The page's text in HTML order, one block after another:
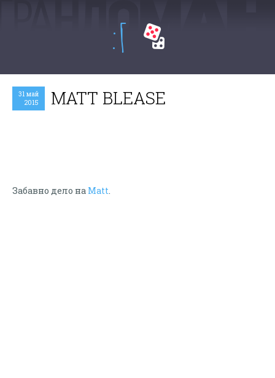
:Г
31 май
2015
MATT BLEASE
Забавно дело на Matt.